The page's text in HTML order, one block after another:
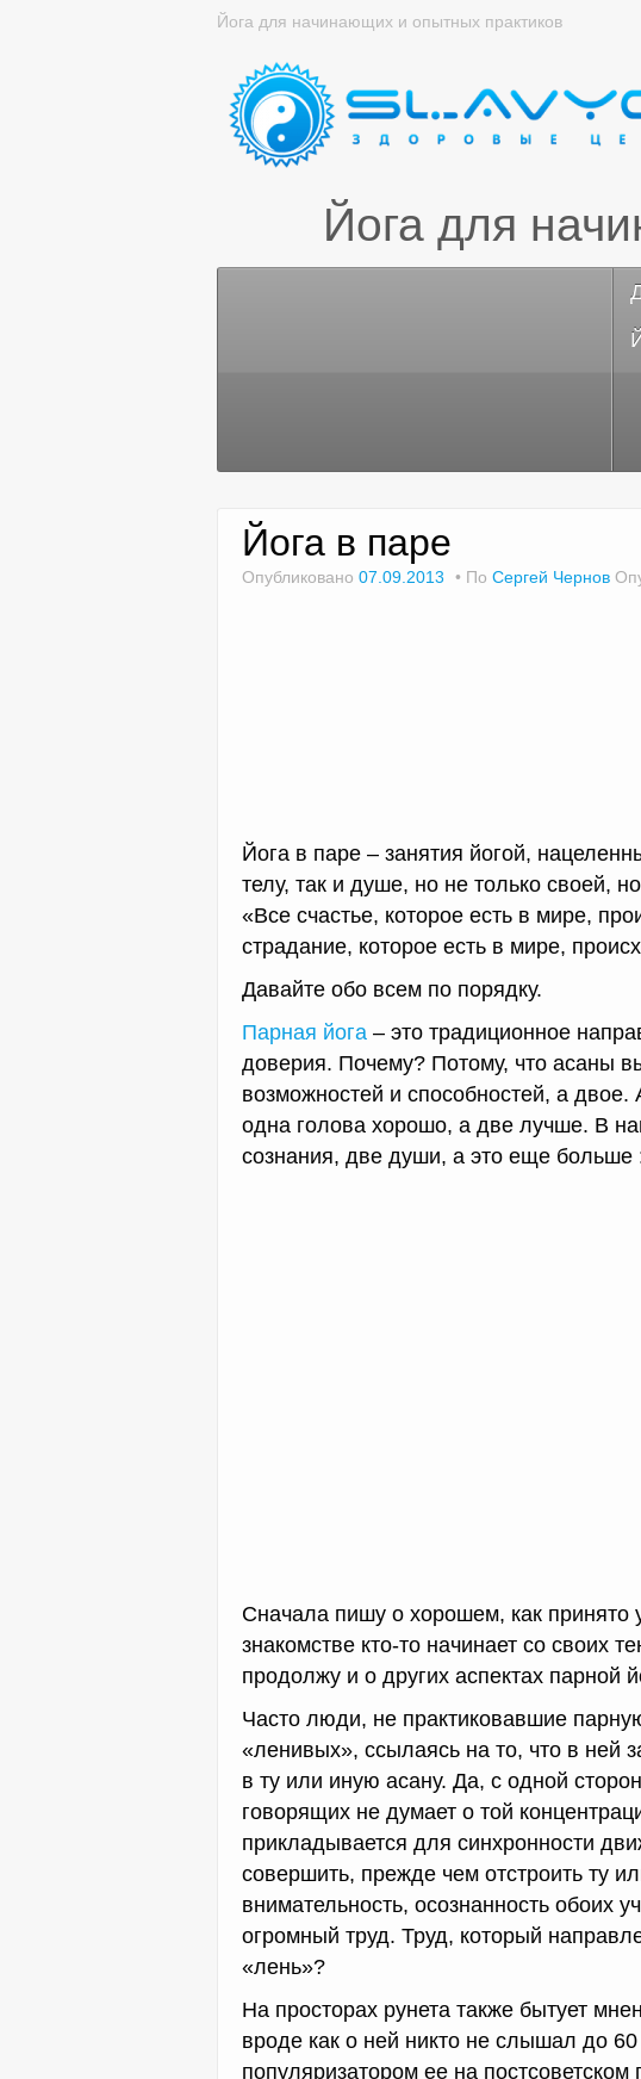
Йога для начинающих и опытных практиков
Йога для
Йога в паре
Опубликовано 07.09.2013 По Сергей Чернов
Йога в паре – занятия йогой,
телу, так и душе, но не только своей,
«Все счастье, которое есть в мире,
страдание, которое есть в мире,
Давайте обо всем по порядку.
Парная йога – это традиционное
доверия. Почему? Потому, что асаны
возможностей и способностей, а
одна голова хорошо, а две лучше. В
сознания, две души, а это еще больше
Сначала пишу о хорошем, как принято
знакомстве кто-то начинает со своих
продолжу и о других аспектах парной
Часто люди, не практиковавшие
«ленивых», ссылаясь на то, что в ней
в ту или иную асану. Да, с одной
говорящих не думает о той
прикладывается для синхронности
совершить, прежде чем отстроить ту
внимательность, осознанность обоих
огромный труд. Труд, который
«лень»?
На просторах рунета также бытует
вроде как о ней никто не слышал до
популяризатором ее на